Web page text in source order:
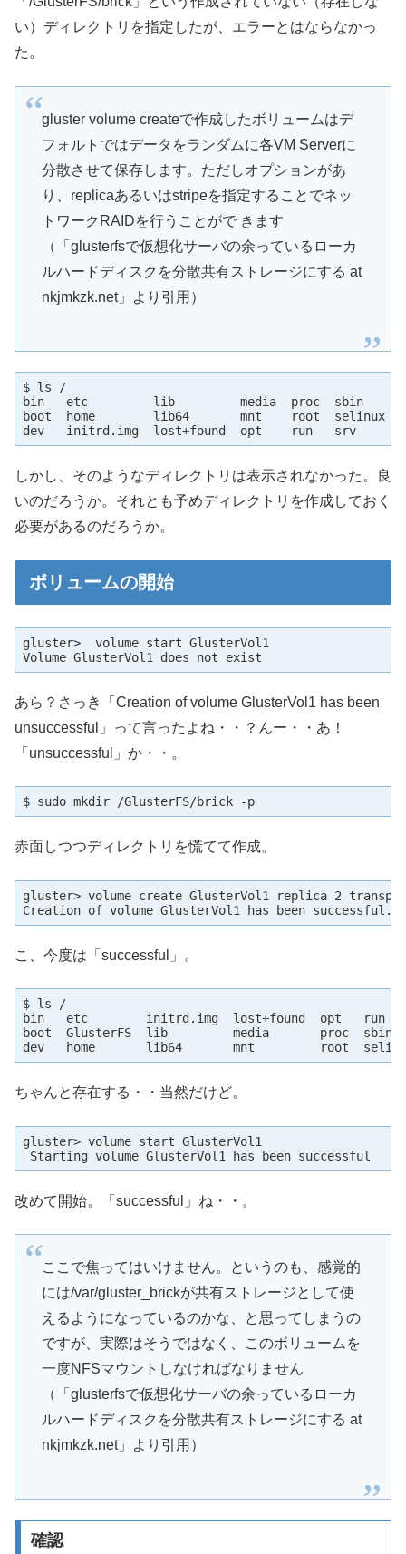
い）ディレクトリを指定したが、エラーとはならなかっ
た。
gluster volume createで作成したボリュームはデ
フォルトではデータをランダムに各VM Serverに
分散させて保存します。ただしオプションがあ
り、replicaあるいはstripeを指定することでネッ
トワークRAIDを行うことがで きます
（「glusterfsで仮想化サーバの余っているローカ
ルハードディスクを分散共有ストレージにする at
nkjmkzk.net」より引用）
$ ls /
bin   etc         lib         media  proc  sbin
boot  home        lib64       mnt    root  selinux
dev   initrd.img  lost+found  opt    run   srv
しかし、そのようなディレクトリは表示されなかった。良
いのだろうか。それとも予めディレクトリを作成しておく
必要があるのだろうか。
ボリュームの開始
gluster>  volume start GlusterVol1
Volume GlusterVol1 does not exist
あら？さっき「Creation of volume GlusterVol1 has been
unsuccessful」って言ったよね・・？んー・・あ！
「unsuccessful」か・・。
$ sudo mkdir /GlusterFS/brick -p
赤面しつつディレクトリを慌てて作成。
gluster> volume create GlusterVol1 replica 2
Creation of volume GlusterVol1 has been
こ、今度は「successful」。
$ ls /
bin   etc        initrd.img  lost+found  opt   run
boot  GlusterFS  lib         media       proc  sbin
dev   home       lib64       mnt         root
ちゃんと存在する・・当然だけど。
gluster> volume start GlusterVol1
Starting volume GlusterVol1 has been successful
改めて開始。「successful」ね・・。
ここで焦ってはいけません。というのも、感覚的
には/var/gluster_brickが共有ストレージとして使
えるようになっているのかな、と思ってしまうの
ですが、実際はそうではなく、このボリュームを
一度NFSマウントしなければなりません
（「glusterfsで仮想化サーバの余っているローカ
ルハードディスクを分散共有ストレージにする at
nkjmkzk.net」より引用）
確認